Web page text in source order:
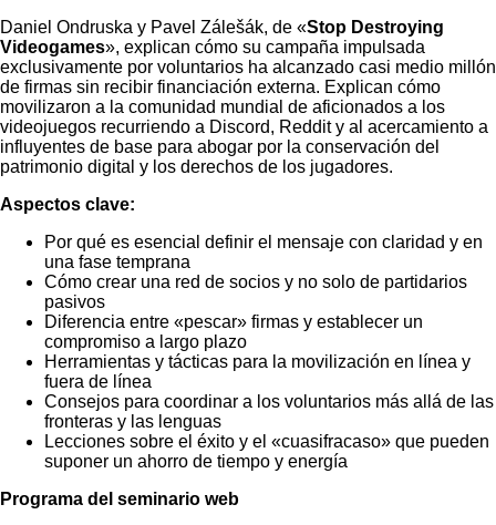
Daniel Ondruska y Pavel Zálešák, de «Stop Destroying
Videogames», explican cómo su campaña impulsada
exclusivamente por voluntarios ha alcanzado casi medio millón
de firmas sin recibir financiación externa. Explican cómo
movilizaron a la comunidad mundial de aficionados a los
videojuegos recurriendo a Discord, Reddit y al acercamiento a
influyentes de base para abogar por la conservación del
patrimonio digital y los derechos de los jugadores.
Aspectos clave:
Por qué es esencial definir el mensaje con claridad y en
una fase temprana
Cómo crear una red de socios y no solo de partidarios
pasivos
Diferencia entre «pescar» firmas y establecer un
compromiso a largo plazo
Herramientas y tácticas para la movilización en línea y
fuera de línea
Consejos para coordinar a los voluntarios más allá de las
fronteras y las lenguas
Lecciones sobre el éxito y el «cuasifracaso» que pueden
suponer un ahorro de tiempo y energía
Programa del seminario web